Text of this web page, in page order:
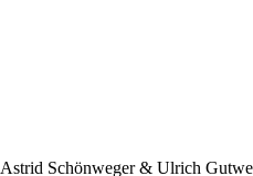
Astrid Schönweger & Ulrich